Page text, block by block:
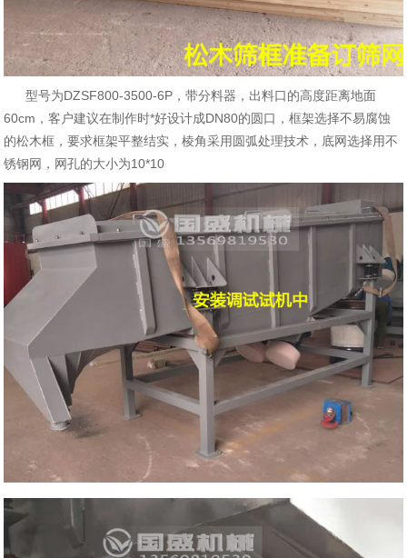
型号为DZSF800-3500-6P，带分料器，出料口的高度距离地面
60cm，客户建议在制作时*好设计成DN80的圆口，框架选择不易腐蚀
的松木框，要求框架平整结实，棱角采用圆弧处理技术，底网选择用不
锈钢网，网孔的大小为10*10